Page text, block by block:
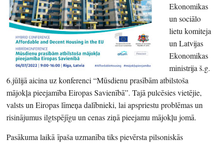
Ekonomikas
un sociālo
lietu komiteja
un Latvijas
Ekonomikas
ministrija š.g.
6.jūlijā aicina uz konferenci “Mūsdienu prasībām atbilstoša
mājokļa pieejamība Eiropas Savienībā”. Tajā pulcēsies vietējie,
valsts un Eiropas līmeņa dalībnieki, lai apspriestu problēmas un
risinājumus ilgtspējīgu un cenas ziņā pieejamu mājokļu jomā.
Pasākuma laikā īpaša uzmanība tiks pievērsta pilsoniskās